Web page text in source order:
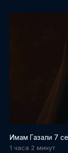
Имам Газали 7
1 часа 2 минут